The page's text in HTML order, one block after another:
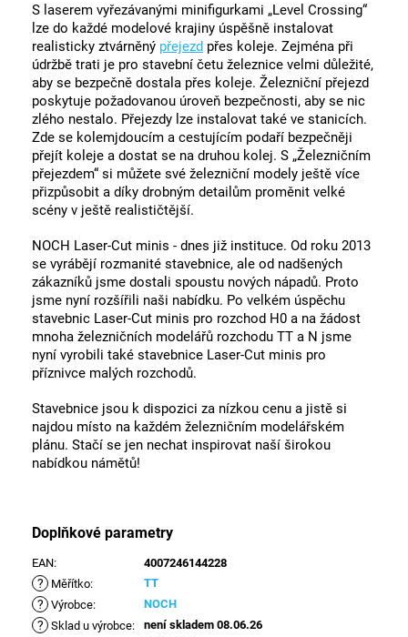
S laserem vyřezávanými minifigurkami „Level Crossing“
lze do každé modelové krajiny úspěšně instalovat
realisticky ztvárněný přejezd přes koleje. Zejména při
údržbě trati je pro stavební četu železnice velmi důležité,
aby se bezpečně dostala přes koleje. Železniční přejezd
poskytuje požadovanou úroveň bezpečnosti, aby se nic
zlého nestalo. Přejezdy lze instalovat také ve stanicích.
Zde se kolemjdoucím a cestujícím podaří bezpečněji
přejít koleje a dostat se na druhou kolej. S „Železničním
přejezdem“ si můžete své železniční modely ještě více
přizpůsobit a díky drobným detailům proměnit velké
scény v ještě realističtější.
NOCH Laser-Cut minis - dnes již instituce. Od roku 2013
se vyrábějí rozmanité stavebnice, ale od nadšených
zákazníků jsme dostali spoustu nových nápadů. Proto
jsme nyní rozšířili naši nabídku. Po velkém úspěchu
stavebnic Laser-Cut minis pro rozchod H0 a na žádost
mnoha železničních modelářů rozchodu TT a N jsme
nyní vyrobili také stavebnice Laser-Cut minis pro
příznivce malých rozchodů.
Stavebnice jsou k dispozici za nízkou cenu a jistě si
najdou místo na každém železničním modelářském
plánu. Stačí se jen nechat inspirovat naší širokou
nabídkou námětů!
Doplňkové parametry
EAN: 4007246144228
? Měřítko: TT
? Výrobce: NOCH
? Sklad u výrobce:
není skladem 08.06.26